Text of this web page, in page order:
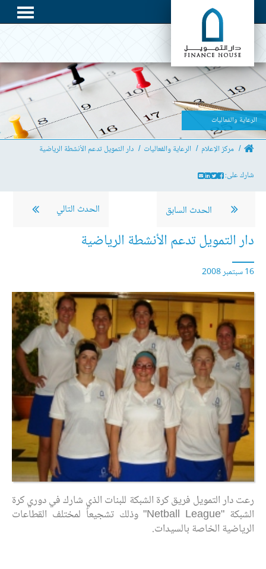
الرعاية والفعاليات
مركز الإعلام الرعاية والفعاليات
دار التمويل تدعم الأنشطة الرياضية
شارك على:
الحدث السابق الحدث التالي
دار التمويل تدعم الأنشطة الرياضية
16 سبتمبر 2008
رعت دار التمويل فريق كرة الشبكة للبنات الذي شارك في دوري كرة
الشبكة "Netball League" وذلك تشجيعاً لمختلف القطاعات
الرياضية الخاصة بالسيدات.